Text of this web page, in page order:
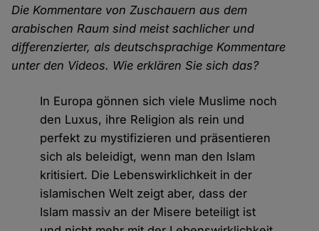
Die Kommentare von Zuschauern aus dem
arabischen Raum sind meist sachlicher und
differenzierter, als deutschsprachige Kommentare
unter den Videos. Wie erklären Sie sich das?
In Europa gönnen sich viele Muslime noch
den Luxus, ihre Religion als rein und
perfekt zu mystifizieren und präsentieren
sich als beleidigt, wenn man den Islam
kritisiert. Die Lebenswirklichkeit in der
islamischen Welt zeigt aber, dass der
Islam massiv an der Misere beteiligt ist